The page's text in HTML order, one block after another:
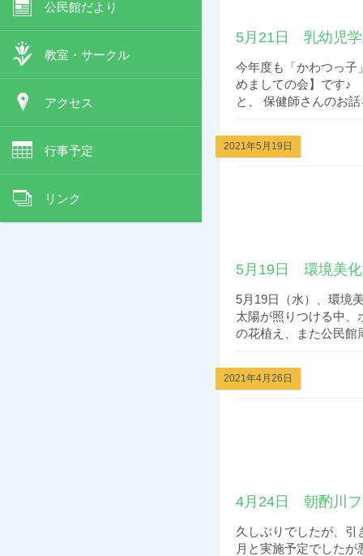
公民館だより
教室・サークル
アクセス
行事予定
リンク
5月21日 乳幼児学
今年度も「かわつっ子
めましての会】です♪
と、 保健師さんのお
2021年5月19日
5月19日 環境美
5月19日（水）、環境
太陽が照りつける中、
の花植え、また公民館
2021年4月26日
4月24日 朝酌川フ
久しぶりでしたが、引
月と実施予定でした